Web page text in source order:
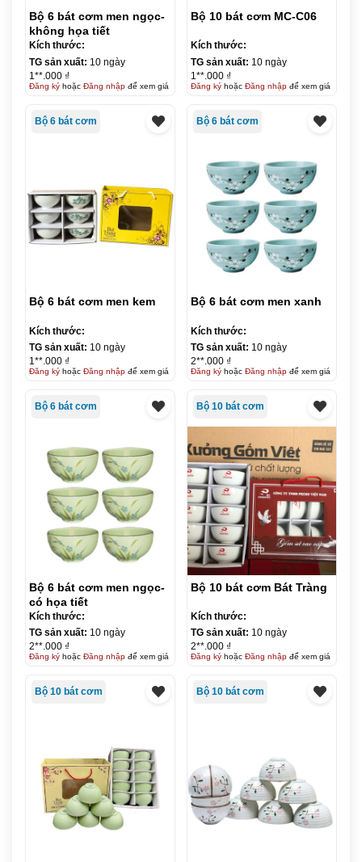
Bộ 6 bát cơm men ngọc-
không họa tiết
Kích thước:
TG sản xuất: 10 ngày
1**.000 ₫
Đăng kýhoặc Đăng nhậpđể xem giá
Bộ 10 bát cơm MC-C06
Kích thước:
TG sản xuất: 10 ngày
1**.000 ₫
Đăng kýhoặc Đăng nhậpđể xem giá
Bộ 6 bát cơm
Bộ 6 bát cơm men kem
Kích thước:
TG sản xuất: 10 ngày
1**.000 ₫
Đăng kýhoặc Đăng nhậpđể xem giá
Bộ 6 bát cơm
Bộ 6 bát cơm men xanh
Kích thước:
TG sản xuất: 10 ngày
2**.000 ₫
Đăng kýhoặc Đăng nhậpđể xem giá
Bộ 6 bát cơm
Bộ 6 bát cơm men ngọc-
có họa tiết
Kích thước:
TG sản xuất: 10 ngày
2**.000 ₫
Đăng kýhoặc Đăng nhậpđể xem giá
Bộ 10 bát cơm
Bộ 10 bát cơm Bát Tràng
Kích thước:
TG sản xuất: 10 ngày
2**.000 ₫
Đăng kýhoặc Đăng nhậpđể xem giá
Bộ 10 bát cơm Bộ 10 bát cơm